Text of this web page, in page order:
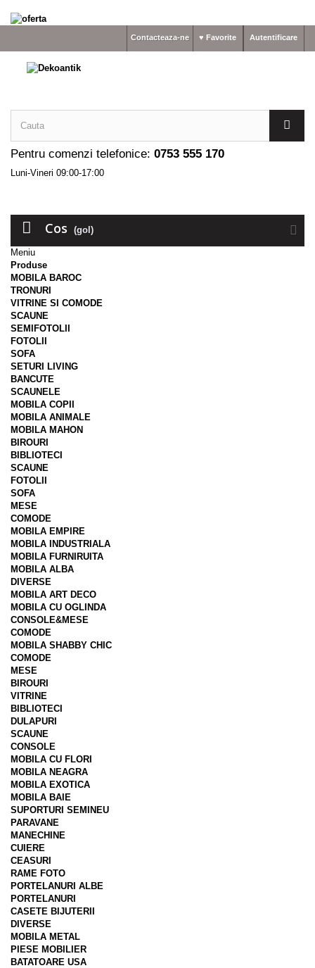
Autentificare
♥ Favorite
Contacteaza-ne
Pentru comenzi telefonice: 0753 555 170
Luni-Vineri 09:00-17:00
Cos (gol)
Meniu
Produse
MOBILA BAROC
TRONURI
VITRINE SI COMODE
SCAUNE
SEMIFOTOLII
FOTOLII
SOFA
SETURI LIVING
BANCUTE
SCAUNELE
MOBILA COPII
MOBILA ANIMALE
MOBILA MAHON
BIROURI
BIBLIOTECI
SCAUNE
FOTOLII
SOFA
MESE
COMODE
MOBILA EMPIRE
MOBILA INDUSTRIALA
MOBILA FURNIRUITA
MOBILA ALBA
DIVERSE
MOBILA ART DECO
MOBILA CU OGLINDA
CONSOLE&MESE
COMODE
MOBILA SHABBY CHIC
COMODE
MESE
BIROURI
VITRINE
BIBLIOTECI
DULAPURI
SCAUNE
CONSOLE
MOBILA CU FLORI
MOBILA NEAGRA
MOBILA EXOTICA
MOBILA BAIE
SUPORTURI SEMINEU
PARAVANE
MANECHINE
CUIERE
CEASURI
RAME FOTO
PORTELANURI ALBE
PORTELANURI
CASETE BIJUTERII
DIVERSE
MOBILA METAL
PIESE MOBILIER
BATATOARE USA